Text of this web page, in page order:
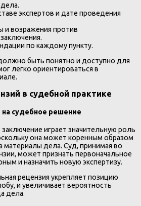
экспертов и дате проведения
возражения против
по каждому пункту.
быть понятно и доступно для
легко ориентироваться в
в судебной практике
на судебное решение
играет значительную роль
она может коренным образом
материалы дела. Суд, принимая во
может признать первоначальное
и назначить новую экспертизу.
рецензия укрепляет позицию
и увеличивает вероятность
дела.